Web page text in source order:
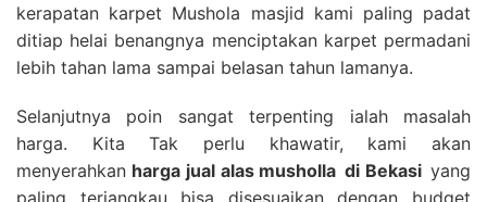
kerapatan karpet Mushola masjid kami paling padat
ditiap helai benangnya menciptakan karpet permadani
lebih tahan lama sampai belasan tahun lamanya.
Selanjutnya poin sangat terpenting ialah masalah
harga. Kita Tak perlu khawatir, kami akan
menyerahkan harga jual alas musholla di Bekasiyang
paling terjangkau bisa disesuaikan dengan budget